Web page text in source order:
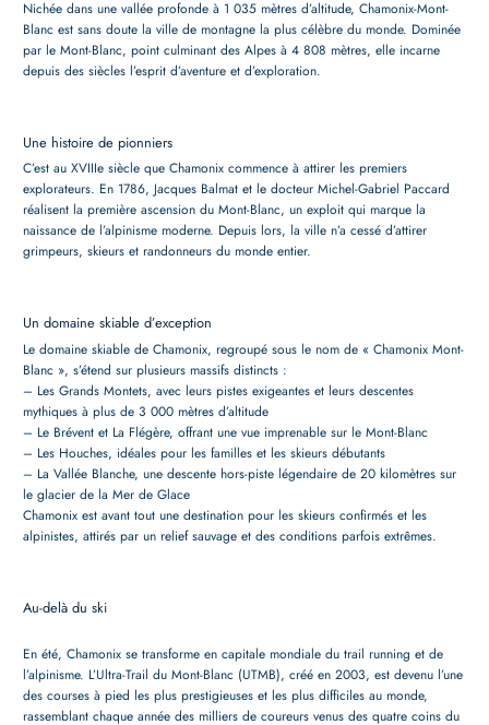
Nichée dans une vallée profonde à 1 035 mètres d’altitude, Chamonix-Mont-
Blanc est sans doute la ville de montagne la plus célèbre du monde. Dominée
par le Mont-Blanc, point culminant des Alpes à 4 808 mètres, elle incarne
depuis des siècles l’esprit d’aventure et d’exploration.
Une histoire de pionniers
C’est au XVIIIe siècle que Chamonix commence à attirer les premiers
explorateurs. En 1786, Jacques Balmat et le docteur Michel-Gabriel Paccard
réalisent la première ascension du Mont-Blanc, un exploit qui marque la
naissance de l’alpinisme moderne. Depuis lors, la ville n’a cessé d’attirer
grimpeurs, skieurs et randonneurs du monde entier.
Un domaine skiable d’exception
Le domaine skiable de Chamonix, regroupé sous le nom de « Chamonix Mont-
Blanc », s’étend sur plusieurs massifs distincts :
– Les Grands Montets, avec leurs pistes exigeantes et leurs descentes
mythiques à plus de 3 000 mètres d’altitude
– Le Brévent et La Flégère, offrant une vue imprenable sur le Mont-Blanc
– Les Houches, idéales pour les familles et les skieurs débutants
– La Vallée Blanche, une descente hors-piste légendaire de 20 kilomètres sur
le glacier de la Mer de Glace
Chamonix est avant tout une destination pour les skieurs confirmés et les
alpinistes, attirés par un relief sauvage et des conditions parfois extrêmes.
Au-delà du ski
En été, Chamonix se transforme en capitale mondiale du trail running et de
l’alpinisme. L’Ultra-Trail du Mont-Blanc (UTMB), créé en 2003, est devenu l’une
des courses à pied les plus prestigieuses et les plus difficiles au monde,
rassemblant chaque année des milliers de coureurs venus des quatre coins du